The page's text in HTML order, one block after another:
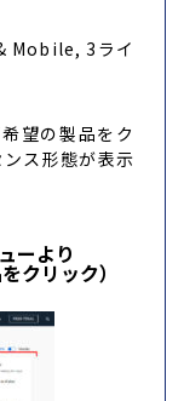
Mobile, 3ライ
望の製品をク
ス形態が表示
ーより
クリック）